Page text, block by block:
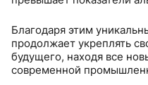
Благодаря этим
продолжает укреплять
будущего, находя все
современной